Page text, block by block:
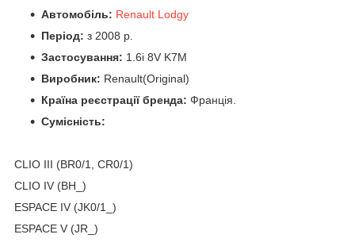
Автомобіль: Renault Lodgy
Період: з 2008 р.
Застосування: 1.6i 8V K7M
Виробник: Renault(Original)
Країна реєстрації бренда: Франція.
Сумісність:
CLIO III (BR0/1, CR0/1)
CLIO IV (BH_)
ESPACE IV (JK0/1_)
ESPACE V (JR_)